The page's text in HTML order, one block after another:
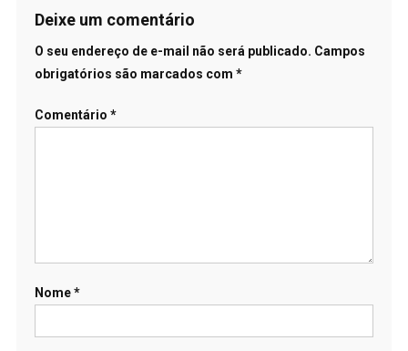
Deixe um comentário
O seu endereço de e-mail não será publicado. Campos
obrigatórios são marcados com *
Comentário *
Nome*